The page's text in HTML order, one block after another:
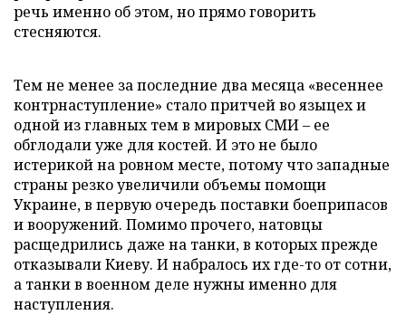
речь именно об этом, но прямо говорить
стесняются.
Тем не менее за последние два месяца «весеннее
контрнаступление» стало притчей во языцех и
одной из главных тем в мировых СМИ – ее
обглодали уже для костей. И это не было
истерикой на ровном месте, потому что западные
страны резко увеличили объемы помощи
Украине, в первую очередь поставки боеприпасов
и вооружений. Помимо прочего, натовцы
расщедрились даже на танки, в которых прежде
отказывали Киеву. И набралось их где-то от сотни,
а танки в военном деле нужны именно для
наступления.